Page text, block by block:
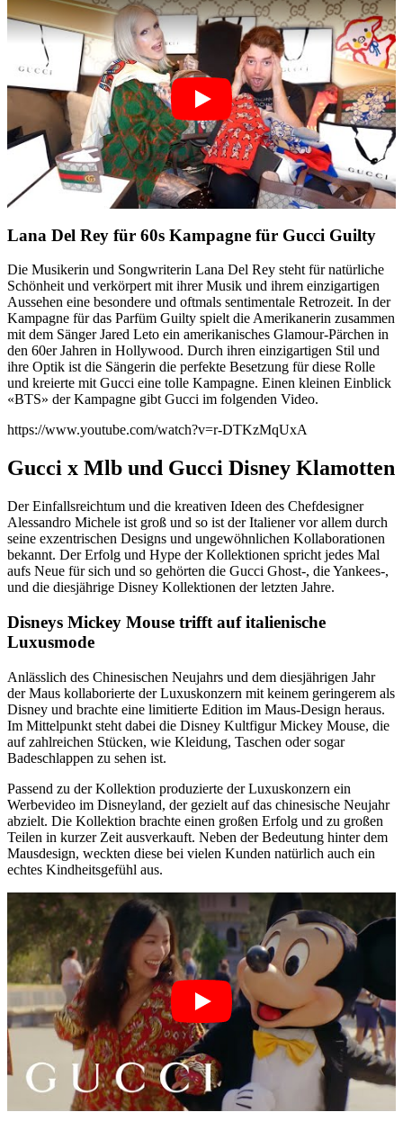
Lana Del Rey für 60s Kampagne für Gucci Guilty
Die Musikerin und Songwriterin Lana Del Rey steht für natürliche
Schönheit und verkörpert mit ihrer Musik und ihrem einzigartigen
Aussehen eine besondere und oftmals sentimentale Retrozeit. In der
Kampagne für das Parfüm Guilty spielt die Amerikanerin zusammen
mit dem Sänger Jared Leto ein amerikanisches Glamour-Pärchen in
den 60er Jahren in Hollywood. Durch ihren einzigartigen Stil und
ihre Optik ist die Sängerin die perfekte Besetzung für diese Rolle
und kreierte mit Gucci eine tolle Kampagne. Einen kleinen Einblick
«BTS» der Kampagne gibt Gucci im folgenden Video.
https://www.youtube.com/watch?v=r-DTKzMqUxA
Gucci x Mlb und Gucci Disney Klamotten
Der Einfallsreichtum und die kreativen Ideen des Chefdesigner
Alessandro Michele ist groß und so ist der Italiener vor allem durch
seine exzentrischen Designs und ungewöhnlichen Kollaborationen
bekannt. Der Erfolg und Hype der Kollektionen spricht jedes Mal
aufs Neue für sich und so gehörten die Gucci Ghost-, die Yankees-,
und die diesjährige Disney Kollektionen der letzten Jahre.
Disneys Mickey Mouse trifft auf italienische
Luxusmode
Anlässlich des Chinesischen Neujahrs und dem diesjährigen Jahr
der Maus kollaborierte der Luxuskonzern mit keinem geringerem als
Disney und brachte eine limitierte Edition im Maus-Design heraus.
Im Mittelpunkt steht dabei die Disney Kultfigur Mickey Mouse, die
auf zahlreichen Stücken, wie Kleidung, Taschen oder sogar
Badeschlappen zu sehen ist.
Passend zu der Kollektion produzierte der Luxuskonzern ein
Werbevideo im Disneyland, der gezielt auf das chinesische Neujahr
abzielt. Die Kollektion brachte einen großen Erfolg und zu großen
Teilen in kurzer Zeit ausverkauft. Neben der Bedeutung hinter dem
Mausdesign, weckten diese bei vielen Kunden natürlich auch ein
echtes Kindheitsgefühl aus.